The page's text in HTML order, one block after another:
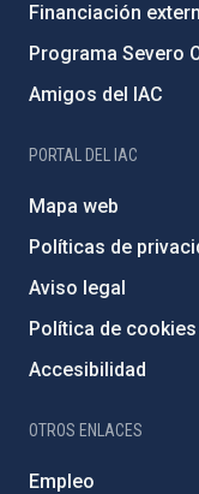
Financiación
Programa Severo
Amigos del IAC
PORTAL DEL IAC
Mapa web
Políticas de
Aviso legal
Política de cookies
Accesibilidad
OTROS ENLACES
Empleo